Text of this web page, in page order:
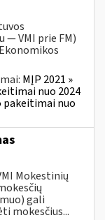
VMI prie FM)
MĮP 2021 »
nuo 2024
nuo
Mokestinių
gali
mokesčius...